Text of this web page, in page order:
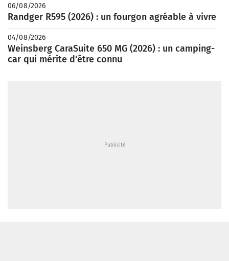
06/08/2026
Randger R595 (2026) : un fourgon agréable à vivre
04/08/2026
Weinsberg CaraSuite 650 MG (2026) : un camping-
car qui mérite d'être connu